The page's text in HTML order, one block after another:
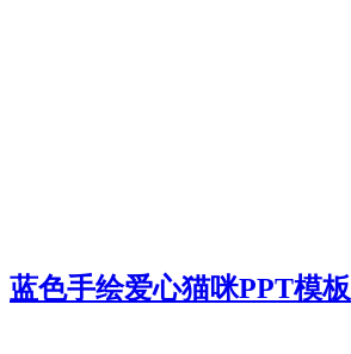
蓝色手绘爱心猫咪PPT模板